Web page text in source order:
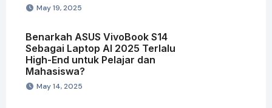
May 19, 2025
Benarkah ASUS VivoBook S14
Sebagai Laptop AI 2025 Terlalu
High-End untuk Pelajar dan
Mahasiswa?
May 14, 2025